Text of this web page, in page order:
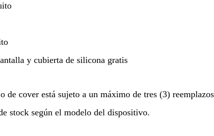
y cubierta de silicona gratis
de cover está sujeto a un máximo de tres (3)
stock según el modelo del dispositivo.